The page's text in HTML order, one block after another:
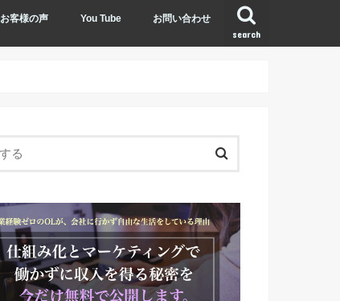
search
お客様の声 You Tube お問い合わせ